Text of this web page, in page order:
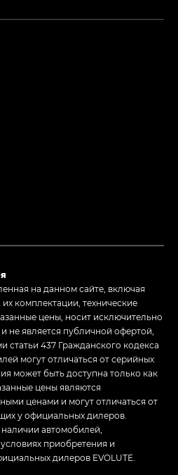
на данном сайте, включая
комплектации, технические
цены, носит исключительно
не является публичной офертой,
437 Гражданского кодекса
могут отличаться от серийных
может быть доступна только как
цены являются
ценами и могут отличаться от
у официальных дилеров.
автомобилей,
приобретения и
дилеров EVOLUTE.